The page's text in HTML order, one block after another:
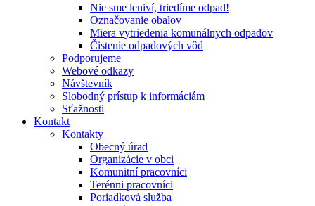
Nie sme leniví, triedíme odpad!
Označovanie obalov
Miera vytriedenia komunálnych odpadov
Čistenie odpadových vôd
Podporujeme
Webové odkazy
Návštevník
Slobodný prístup k informáciám
Sťažnosti
Kontakt
Kontakty
Obecný úrad
Organizácie v obci
Komunitní pracovníci
Terénni pracovníci
Poriadková služba